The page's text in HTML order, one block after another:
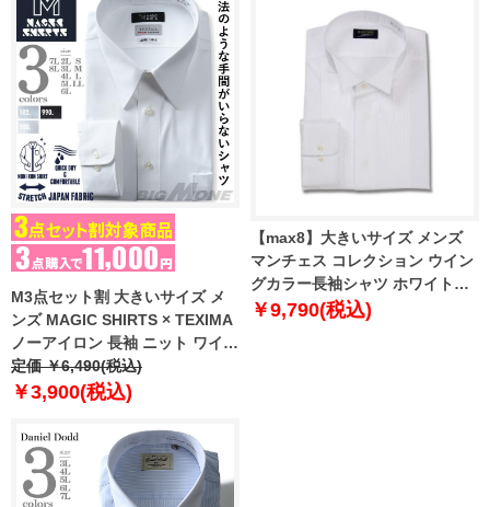
M3点セット割 大きいサイズ メ
ンズ MAGIC SHIRTS × TEXIMA
ノーアイロン 長袖 ニット ワイシ
ャツ 吸水速乾 ストレッチ 日本製
生地使用 ms-219001
定価 ￥6,490(税込)
￥3,900(税込)
【max8】大きいサイズ メンズ
マンチェス コレクション ウイン
グカラー長袖シャツ ホワイト
1177-8350-1 3L 4L 5L 6L 7L 8L
￥9,790(税込)